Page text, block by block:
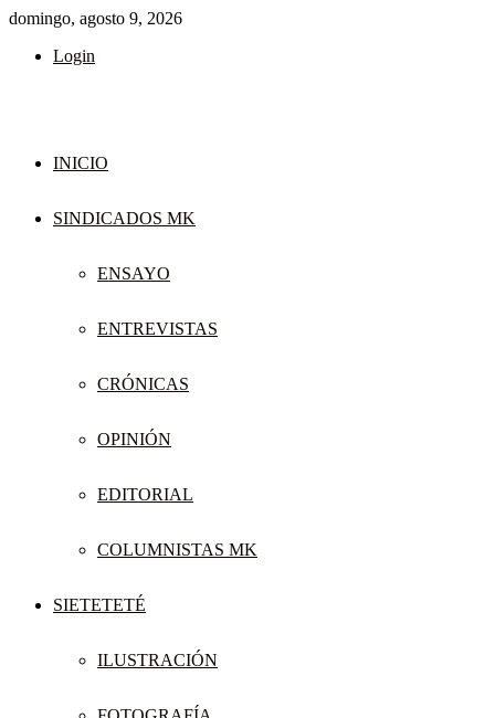
domingo, agosto 9, 2026
Login
INICIO
SINDICADOS MK
ENSAYO
ENTREVISTAS
CRÓNICAS
OPINIÓN
EDITORIAL
COLUMNISTAS MK
SIETETETÉ
ILUSTRACIÓN